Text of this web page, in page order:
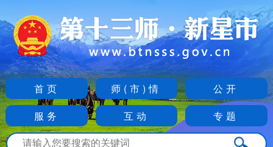
首页 师(市)情
公开
服务
互动 专题